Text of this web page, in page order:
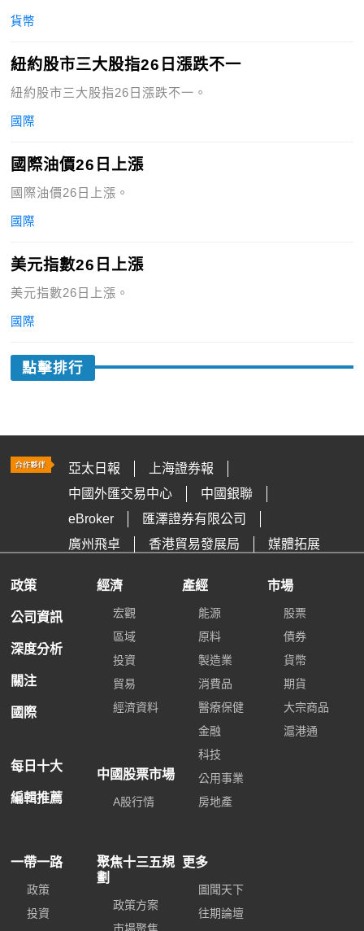
貨幣
紐約股市三大股指26日漲跌不一
紐約股市三大股指26日漲跌不一。
國際
國際油價26日上漲
國際油價26日上漲。
國際
美元指數26日上漲
美元指數26日上漲。
國際
點擊排行
亞太日報
上海證券報
中國外匯交易中心
中國銀聯
eBroker
匯澤證券有限公司
廣州飛卓
香港貿易發展局 媒體拓展
政策
公司資訊
深度分析
關注
國際
每日十大
編輯推薦
經濟
宏觀
區域
投資
貿易
經濟資料
中國股票市場
A股行情
產經
能源
原料
製造業
消費品
醫療保健
金融
科技
公用事業
房地產
市場
股票
債券
貨幣
期貨
大宗商品
滬港通
一帶一路
政策
投資
聚焦十三五規
劃
政策方案
更多
圖聞天下
往期論壇